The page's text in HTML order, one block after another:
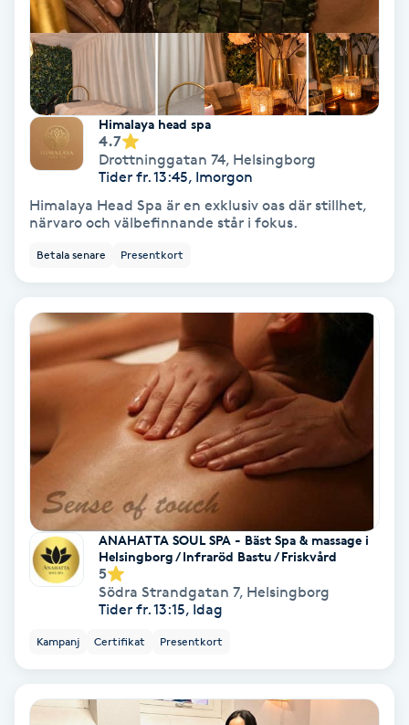
Läpptatuering
Makeup
Manikyr & Pedikyr
Massage
Medial vägledning
Medicinsk massage
Meditation
Medium
Megavolymfransar
Melasma
Mesoterapi
MicroPen
Himalaya head spa
4.7
Drottninggatan 74, Helsingborg
Tider fr. 13:45, Imorgon
Himalaya Head Spa är en exklusiv oas där stillhet,
närvaro och välbefinnande står i fokus.
Betala senare Presentkort
ANAHATTA SOUL SPA - Bäst Spa & massage i
Helsingborg / Infraröd Bastu / Friskvård
5
Södra Strandgatan 7, Helsingborg
Tider fr. 13:15, Idag
Kampanj Certifikat Presentkort